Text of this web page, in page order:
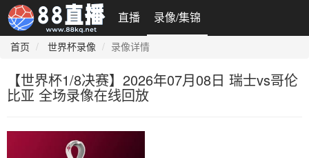
直播 录像/集锦
首页 世界杯录像 录像详情
【世界杯1/8决赛】2026年07月08日 瑞士vs哥伦
比亚 全场录像在线回放